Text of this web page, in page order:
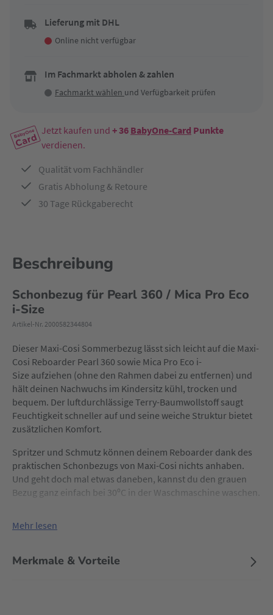
Lieferung mit DHL
Online nicht verfügbar
Im Fachmarkt abholen & zahlen
Fachmarkt wählen und Verfügbarkeit prüfen
Jetzt kaufen und + 36 BabyOne-Card Punkte
verdienen.
Qualität vom Fachhändler
Gratis Abholung & Retoure
30 Tage Rückgaberecht
Beschreibung
Schonbezug für Pearl 360 / Mica Pro Eco
i-Size
Artikel-Nr. 2000582344804
Dieser Maxi-Cosi Sommerbezug lässt sich leicht auf die Maxi-
Cosi Reboarder Pearl 360 sowie Mica Pro Eco i-
Size aufziehen (ohne den Rahmen dabei zu entfernen) und
hält deinen Nachwuchs im Kindersitz kühl, trocken und
bequem. Der luftdurchlässige Terry-Baumwollstoff saugt
Feuchtigkeit schneller auf und seine weiche Struktur bietet
zusätzlichen Komfort.
Spritzer und Schmutz können deinem Reboarder dank des
praktischen Schonbezugs von Maxi-Cosi nichts anhaben.
Und geht doch mal etwas daneben, kannst du den grauen
Bezug ganz einfach bei 30ºC in der Waschmaschine waschen.
Mehr lesen
Merkmale & Vorteile